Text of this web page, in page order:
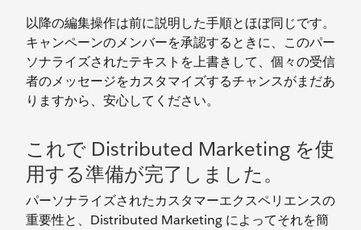
以降の編集操作は前に説明した手順とほぼ同じです。
キャンペーンのメンバーを承認するときに、このパー
ソナライズされたテキストを上書きして、個々の受信
者のメッセージをカスタマイズするチャンスがまだあ
りますから、安心してください。
これで Distributed Marketing を使
用する準備が完了しました。
パーソナライズされたカスタマーエクスペリエンスの
重要性と、Distributed Marketing によってそれを簡